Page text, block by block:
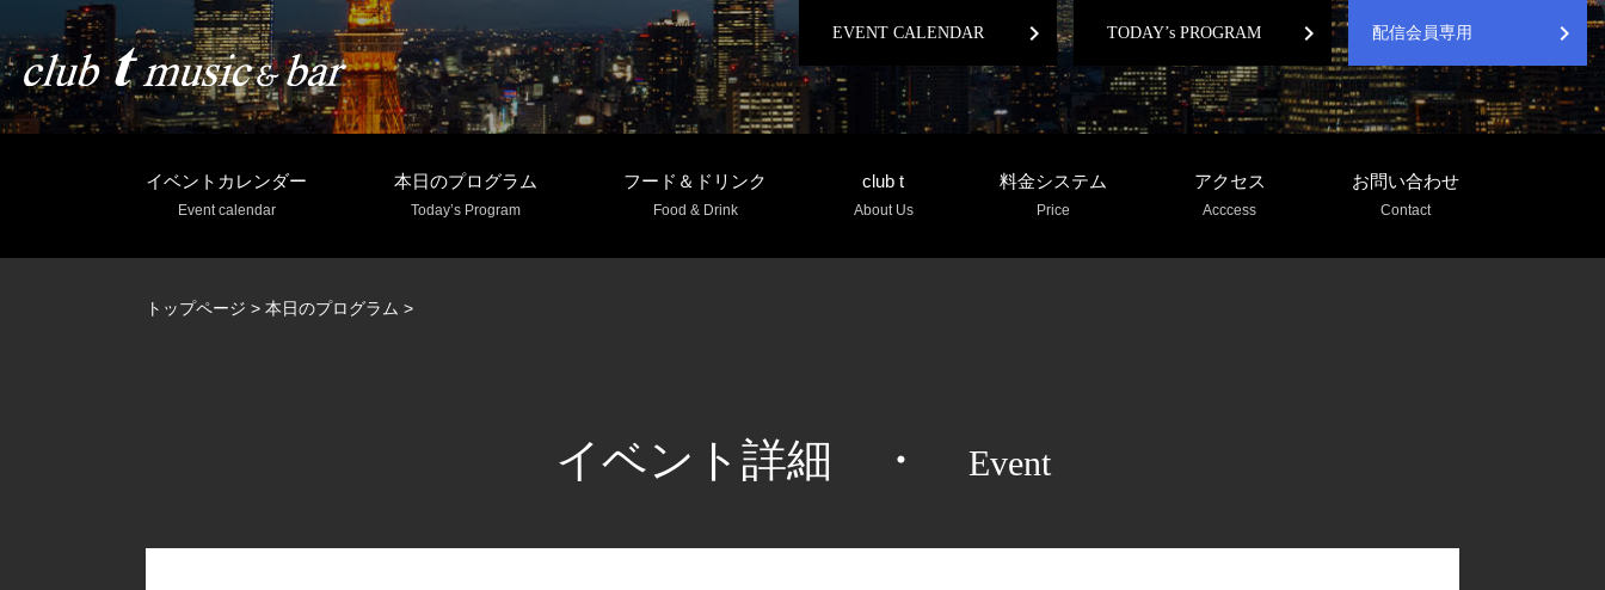
EVENT CALENDAR chevron_right TODAY’s PROGRAM chevron_right 配信会員専用 chevron_right
イベントカレンダー
Event calendar
本日のプログラム
Today’s Program
フード＆ドリンク
Food & Drink
club t
About Us
料金システム
Price
アクセス
Acccess
お問い合わせ
Contact
トップページ > 本日のプログラム >
イベント詳細 ・ Event